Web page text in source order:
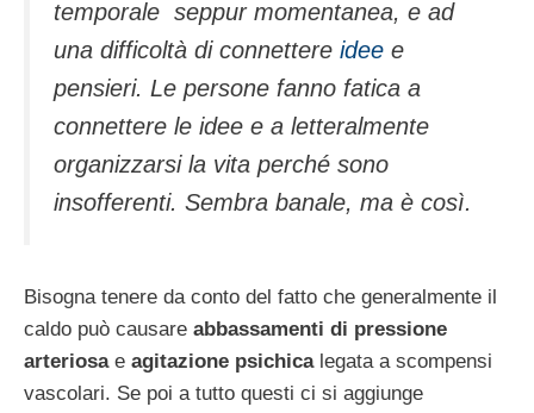
temporale seppur momentanea, e ad
una difficoltà di connettere idee e
pensieri. Le persone fanno fatica a
connettere le idee e a letteralmente
organizzarsi la vita perché sono
insofferenti. Sembra banale, ma è così.
Bisogna tenere da conto del fatto che generalmente il
caldo può causare abbassamenti di pressione
arteriosae agitazione psichicalegata a scompensi
vascolari. Se poi a tutto questi ci si aggiunge